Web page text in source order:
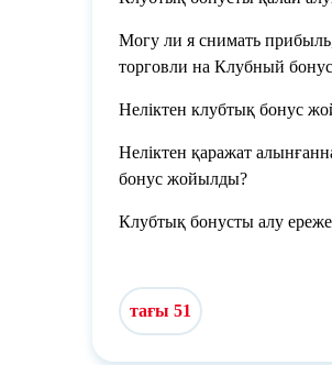
Могу ли я снимать
торговли на Клубный
Неліктен клубтық бонус
Неліктен қаражат
бонус жойылды?
Клубтық бонусты алу
тағы 51